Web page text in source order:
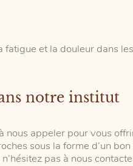
et la douleur dans
notre institut
nous appeler pour vous
sous la forme d’un
pas à nous